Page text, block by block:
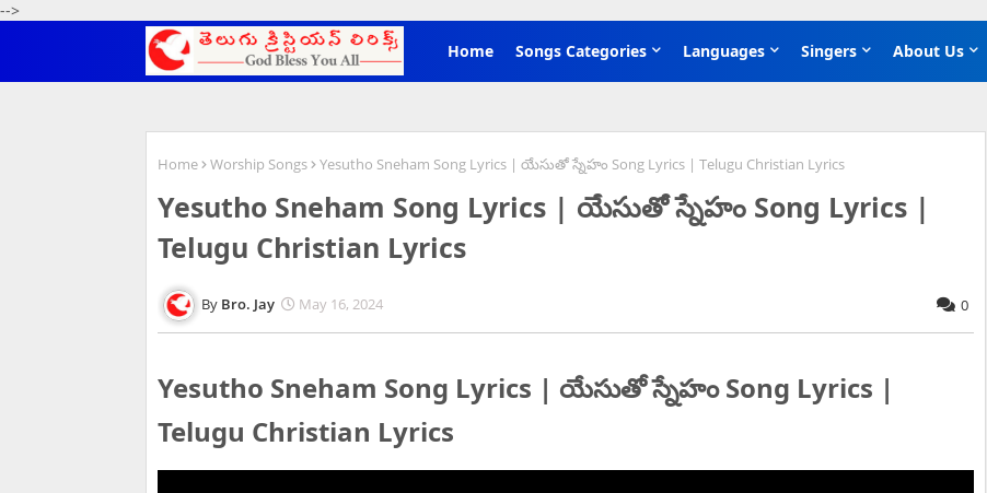
-->
Home
Songs Categories Languages Singers About Us
Home Worship Songs Yesutho Sneham Song Lyrics | యేసుతో స్నేహం Song Lyrics | Telugu Christian Lyrics
Yesutho Sneham Song Lyrics | యేసుతో స్నేహం Song Lyrics |
Telugu Christian Lyrics
Bro. Jay May 16, 2024 0
Yesutho Sneham Song Lyrics | యేసుతో స్నేహం Song Lyrics |
Telugu Christian Lyrics